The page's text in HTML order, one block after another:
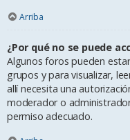
Arriba
¿Por qué no se puede
Algunos foros pueden
grupos y para visualizar,
allí necesita una
moderador o
permiso adecuado.